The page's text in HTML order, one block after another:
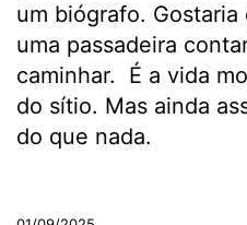
um biógrafo.
uma passadeira
caminhar. É a vida
do sítio. Mas ainda
do que nada.